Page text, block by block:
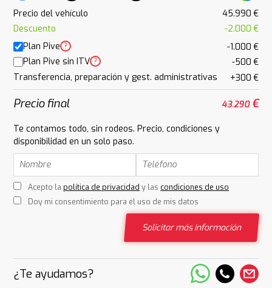
Precio del vehículo
45.990 €
Descuento
-2.000 €
Plan Pive ?
-1.000 €
Plan Pive sin ITV ?
-500 €
Transferencia, preparación y gest. administrativas
+300 €
Precio final 43.290€
Te contamos todo, sin rodeos. Precio, condiciones y
disponibilidad en un solo paso.
Acepto la política de privacidad y las condiciones de uso
Doy mi consentimiento para el uso de mis datos
Solicitar más información
¿Te ayudamos?